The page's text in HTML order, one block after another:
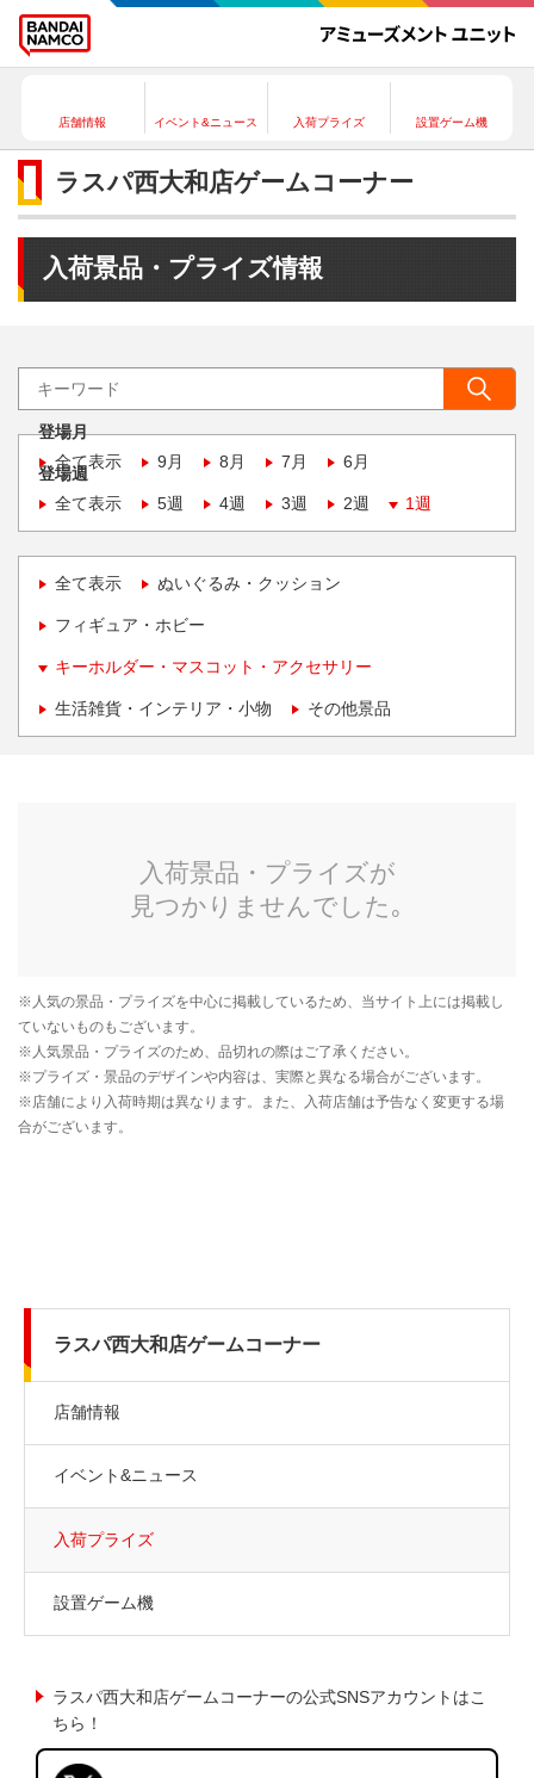
店舗情報 イベント&ニュース 入荷プライズ 設置ゲーム機
ラスパ西大和店ゲームコーナー
入荷景品・プライズ情報
登場月
全て表示
9月 8月 7月 6月
登場週
全て表示
5週 4週 3週 2週 1週
全て表示 ぬいぐるみ・クッション
フィギュア・ホビー
キーホルダー・マスコット・アクセサリー
生活雑貨・インテリア・小物 その他景品
ラスパ西大和店ゲームコーナー
店舗情報
イベント&ニュース
入荷プライズ
設置ゲーム機
ラスパ西大和店ゲームコーナーの公式SNSアカウントはこ
ちら！